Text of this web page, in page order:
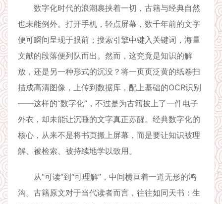
数字化时代的浪潮裹挟着一切，古籍与经典自然
也未能例外。打开手机，轻点屏幕，数千年前的文字
便可瞬间呈现于眼前；搜索引擎中键入关键词，海量
文献的段落便列队而出。然而，这究竟是知识的解
放，还是另一种形式的沉没？将一页页泛黄的纸卷扫
描成高清图像，上传到数据库，配上基础的OCR识别
——这样的“数字化”，不过是为古籍披上了一件电子
外衣，却未能让沉睡的文字真正苏醒。经典数字化的
核心，从来不是将书页搬上屏幕，而是要让知识被理
解、被检索、被持续地学以致用。
从“可读”到“可理解”，中间横亘着一道无形的鸿
沟。古籍原文对于当代读者而言，往往如同天书：生